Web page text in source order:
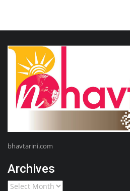
bhavtarini.com
Archives